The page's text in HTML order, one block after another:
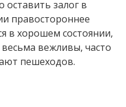
залог в
правостороннее
в хорошем состоянии,
вежливы, часто
пешеходов.